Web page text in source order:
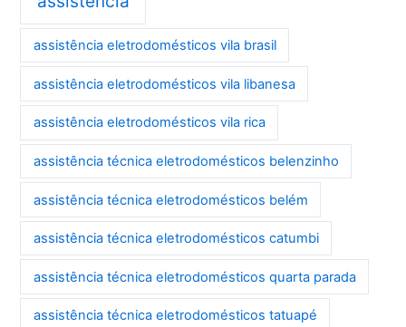
assistência eletrodomésticos vila brasil
assistência eletrodomésticos vila libanesa
assistência eletrodomésticos vila rica
assistência técnica eletrodomésticos belenzinho
assistência técnica eletrodomésticos belém
assistência técnica eletrodomésticos catumbi
assistência técnica eletrodomésticos quarta parada
assistência técnica eletrodomésticos tatuapé